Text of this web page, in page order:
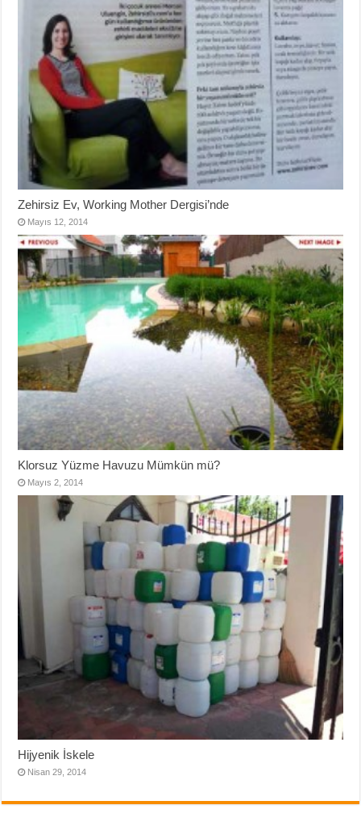
Zehirsiz Ev, Working Mother Dergisi’nde
Mayıs 12, 2014
Klorsuz Yüzme Havuzu Mümkün mü?
Mayıs 2, 2014
Hijyenik İskele
Nisan 29, 2014